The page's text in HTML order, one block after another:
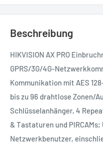
Beschreibung
HIKVISION AX PRO
GPRS/3G/4G-
Kommunikation mit AES
bis zu 96 drahtlose Zonen/
Schlüsselanhänger, 4
& Tastaturen und
Netzwerkbenutzer,